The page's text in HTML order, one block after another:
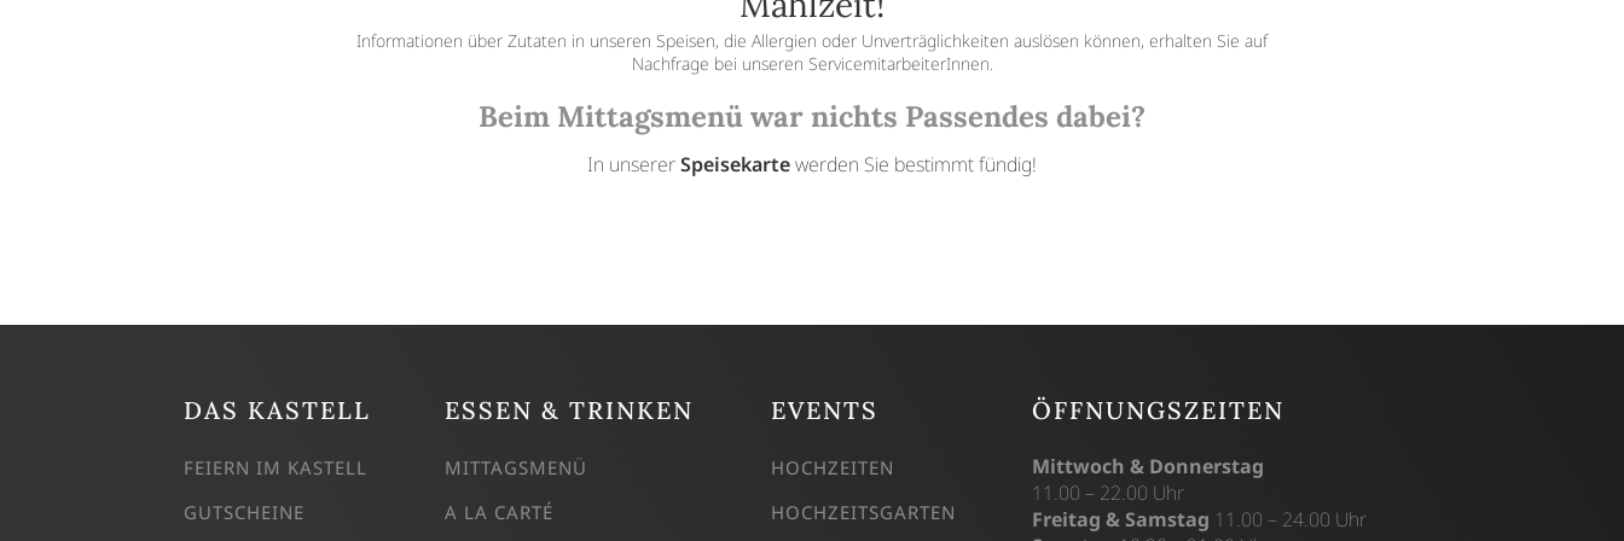
Informationen über Zutaten in unseren Speisen, die Allergien oder Unverträglichkeiten auslösen können, erhalten Sie auf
Nachfrage bei unseren ServicemitarbeiterInnen.
Beim Mittagsmenü war nichts Passendes dabei?
In unsererSpeisekartewerden Sie bestimmt fündig!
DAS KASTELL
FEIERN IM KASTELL
GUTSCHEINE
ESSEN & TRINKEN
MITTAGSMENÜ
A LA CARTÉ
EVENTS
HOCHZEITEN
HOCHZEITSGARTEN
ÖFFNUNGSZEITEN
Mittwoch & Donnerstag
11.00 – 22.00 Uhr
Freitag & Samstag 11.00 – 24.00 Uhr